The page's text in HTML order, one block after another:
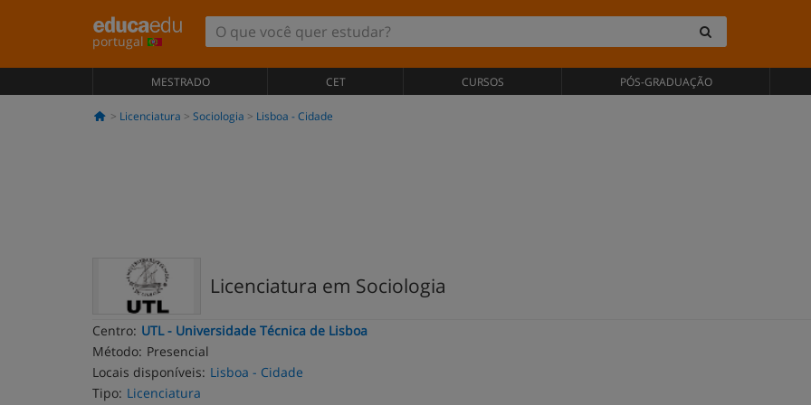
portugal
MESTRADO CET CURSOS PÓS-GRADUAÇÃO
Licenciatura Sociologia Lisboa - Cidade
Licenciatura em Sociologia
Centro: UTL - Universidade Técnica de Lisboa
Método: Presencial
Locais disponíveis: Lisboa - Cidade
Tipo: Licenciatura